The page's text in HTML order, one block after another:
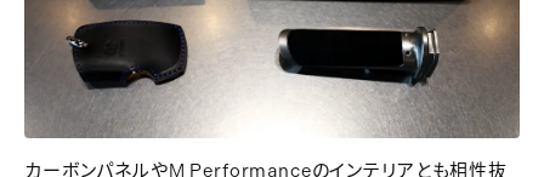
カーボンパネルやM Performanceのインテリアとも相性抜